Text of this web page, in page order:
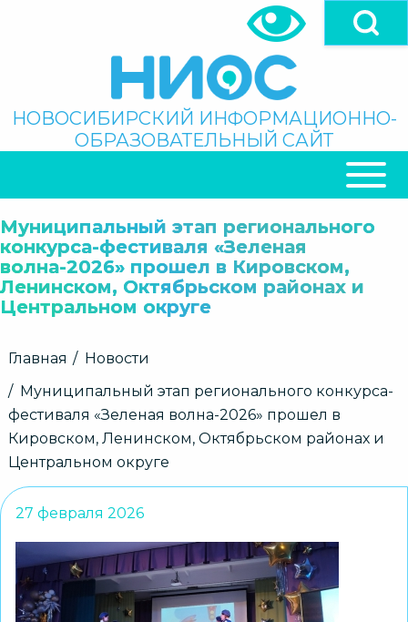
Поиск
НОВОСИБИРСКИЙ ИНФОРМАЦИОННО-
ОБРАЗОВАТЕЛЬНЫЙ САЙТ
НАВИГАЦИЯ
Муниципальный этап регионального
конкурса-фестиваля «Зеленая
волна-2026» прошел в Кировском,
Ленинском, Октябрьском районах и
Центральном округе
Строка
Главная
Новости
Муниципальный этап регионального конкурса-
фестиваля «Зеленая волна-2026» прошел в
Кировском, Ленинском, Октябрьском районах и
Центральном округе
27 февраля 2026